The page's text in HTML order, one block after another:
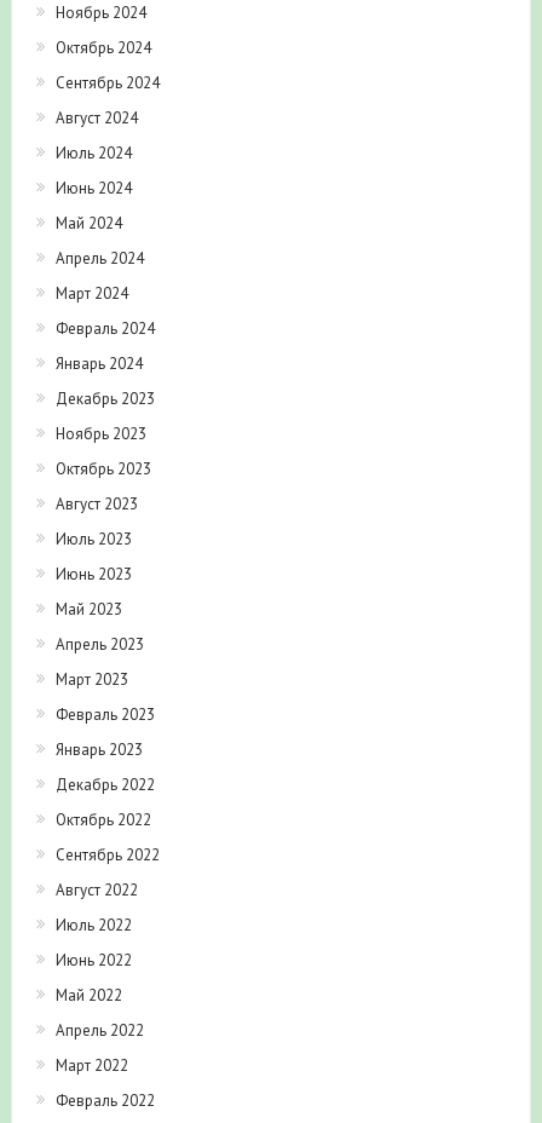
Ноябрь 2024
Октябрь 2024
Сентябрь 2024
Август 2024
Июль 2024
Июнь 2024
Май 2024
Апрель 2024
Март 2024
Февраль 2024
Январь 2024
Декабрь 2023
Ноябрь 2023
Октябрь 2023
Август 2023
Июль 2023
Июнь 2023
Май 2023
Апрель 2023
Март 2023
Февраль 2023
Январь 2023
Декабрь 2022
Октябрь 2022
Сентябрь 2022
Август 2022
Июль 2022
Июнь 2022
Май 2022
Апрель 2022
Март 2022
Февраль 2022